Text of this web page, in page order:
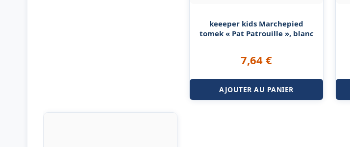
keeeper kids Marchepied
tomek « Pat Patrouille », blanc
7,64 €
AJOUTER AU PANIER